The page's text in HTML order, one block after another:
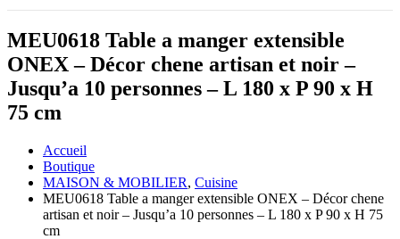
MEU0618 Table a manger extensible
ONEX – Décor chene artisan et noir –
Jusqu’a 10 personnes – L 180 x P 90 x H
75 cm
Accueil
Boutique
MAISON & MOBILIER, Cuisine
MEU0618 Table a manger extensible ONEX – Décor chene
artisan et noir – Jusqu’a 10 personnes – L 180 x P 90 x H 75
cm